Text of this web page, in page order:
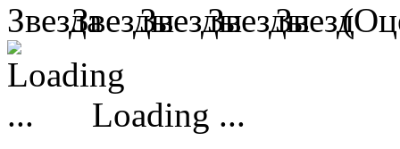
Loading ...